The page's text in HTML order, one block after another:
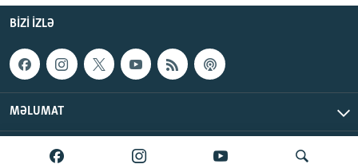
BIZI IZLƏ
MƏLUMAT
AzadlıqRadiosu © 2026 Inc. | Bütün hüquqlar qorunur